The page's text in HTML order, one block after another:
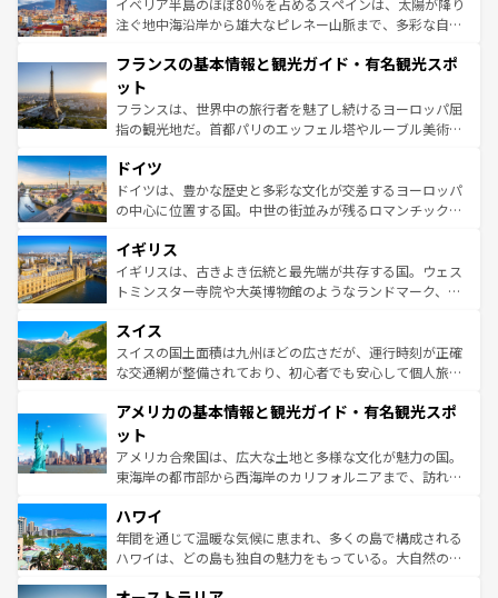
ピザやパスタなど、絶品のイタリア料理を堪能することも
ませてくれるイタリアで、忘れられない旅をしてみよう！
なお、新着のイタリア情報は
しい。
イベリア半島のほぼ80％を占めるスペインは、太陽が降り
注ぐ地中海沿岸から雄大なピレネー山脈まで、多彩な自然
文化が根付くこの国では、情熱的なフラメンコ、熱気あふ
れる闘牛、そして美味しいタパスが生活の一部となってい
る。首都マドリードの洗練された雰囲気や、バルセロナの
アートに溢れた街角から、地方では古代ローマ遺跡や中世
せる。地方によって風土や気候が異なるスペインはその個
性で訪れる人を魅了する。 なお、新着のスペイン情報は コ
ンテンツ一覧を参照してほしい。
フランスの基本情報と観光ガイド・有名観光スポ
ット
フランスは、世界中の旅行者を魅了し続けるヨーロッパ屈
指の観光地だ。首都パリのエッフェル塔やルーブル美術館
で、幅広い魅力が詰まっている。華麗な宮殿、歴史的な大
聖堂、美しいビーチ、そして豊かな自然が、訪れる者を心
から魅了する。また、フランスは美食の国としても知ら
いる。シャンパンの発祥地であるランス、プロヴァンスの
香り高いラベンダー畑など、多彩な楽しみ方が可能だ。さ
らに、パリ以外の地域にも魅力が溢れており、どの街角に
れる地方に足を運ぶとそれぞれで全く異なる文化を体験で
きるだろう。 なお、新着のフランス情報はコンテンツ一覧
を参照してほしい。
ドイツ
ドイツは、豊かな歴史と多彩な文化が交差するヨーロッパ
の中心に位置する国。中世の街並みが残るロマンチック街
顔を持つこの国は、どこを歩いても飽きることがない。ベ
ルリンの文化的活気、バイエルン州のアルプスの絶景、そ
してライン川沿いのワイン畑といった風景は必見。ビール
は、お酒好きな人にはぜひ体験してほしい。 なお、新着の
ドイツ情報はコンテンツ一覧を参照してほしい。
イギリス
イギリスは、古きよき伝統と最先端が共存する国。ウェス
トミンスター寺院や大英博物館のようなランドマーク、歴
リアごとに異なる魅力がある。また、優雅なアフタヌーン
ティー、ビール好きにはたまらない英国パブ、サッカー観
戦など、本場だからこそできる体験も豊富。イギリスを旅
ンツ一覧を参照してほしい。
スイス
スイスの国土面積は九州ほどの広さだが、運行時刻が正確
な交通網が整備されており、初心者でも安心して個人旅行
の建物がそのまま残る町や、スイスならではのユニークな
博物館もあり、アルプス観光だけでなく町歩きも満喫する
ことができる。国民の所得が高いため物価も高いが、旅行
者向けの交通パス提供のサービスもあり、うまく活用すれ
着のスイス情報は
アメリカの基本情報と観光ガイド・有名観光スポ
ット
アメリカ合衆国は、広大な土地と多様な文化が魅力の国。
東海岸の都市部から西海岸のカリフォルニアまで、訪れる
のような巨大都市は、観光、ショッピング、エンターテイ
ンメントが詰まった刺激的なスポットだ。一方、アメリカ
西部には大自然が広がり、グランドキャニオンやイエロー
ハワイ
年間を通じて温暖な気候に恵まれ、多くの島で構成される
ハワイは、どの島も独自の魅力をもっている。大自然の神